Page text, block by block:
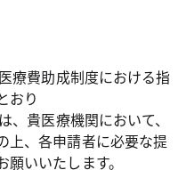
療費助成制度における指
おり
貴医療機関において、
上、各申請者に必要な提
いいたします。